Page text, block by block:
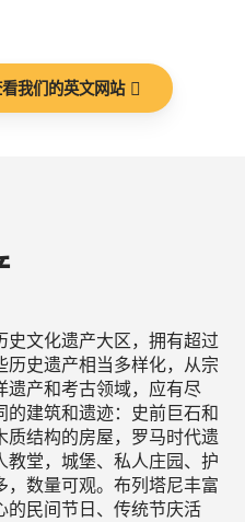
我们的英文网站
文化遗产大区，拥有超过
历史遗产相当多样化，从宗
遗产和考古领域，应有尽
建筑和遗迹：史前巨石和
质结构的房屋，罗马时代遗
教堂，城堡、私人庄园、护
数量可观。布列塔尼丰富
的民间节日、传统节庆活